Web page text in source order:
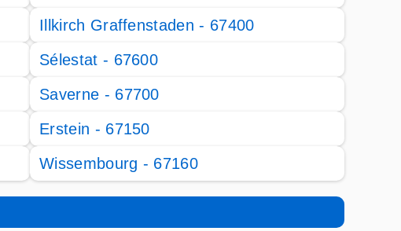
Illkirch Graffenstaden - 67400
Sélestat - 67600
Saverne - 67700
Erstein - 67150
Wissembourg - 67160